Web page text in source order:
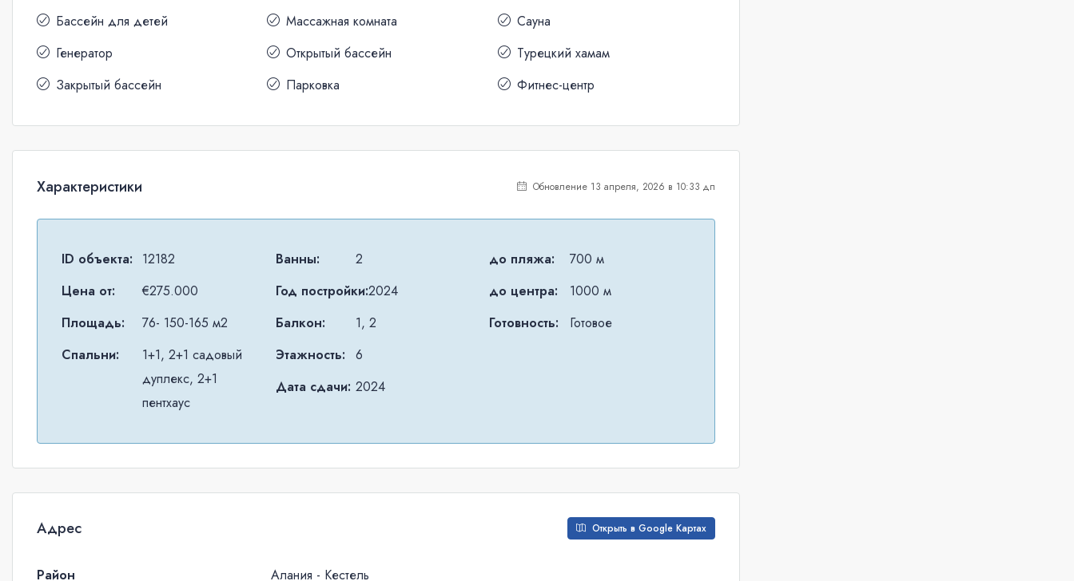
Бассейн для детей
Генератор
Закрытый бассейн
Массажная комната
Открытый бассейн
Парковка
Сауна
Турецкий хамам
Фитнес-центр
Характеристики Обновление 13 апреля, 2026 в 10:33 дп
ID объекта:
12182
Цена от:
€275.000
Площадь:
76- 150-165 м2
Спальни:
1+1, 2+1 садовый
дуплекс, 2+1
пентхаус
Ванны:
2
Год постройки:2024
Балкон:
1, 2
Этажность:
6
Дата сдачи: 2024
до пляжа:
700 м
до центра:
1000 м
Готовность:
Готовое
Адрес Открыть в Google Картах
Район Алания - Кестель